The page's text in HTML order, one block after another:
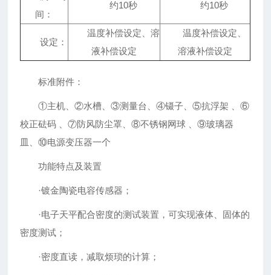
间：
约10秒 约10秒
设定：
温度补偿设定、溶
液补偿设定
温度补偿设定、
溶液补偿设定
标准附件：
①主机、②水槽、③测量台、④镊子、⑤抗浮架 、⑥
校正砝码 、⑦防风防尘罩、⑧不锈钢网球 、⑨玻璃器
皿、⑩电源变压器一个
功能特点及装置
·镀金陶瓷电容传感器；
·电子天平配合密度的测试装置，可实现液体、固体的
密度测试；
·密度直读，减取烦琐的计算；